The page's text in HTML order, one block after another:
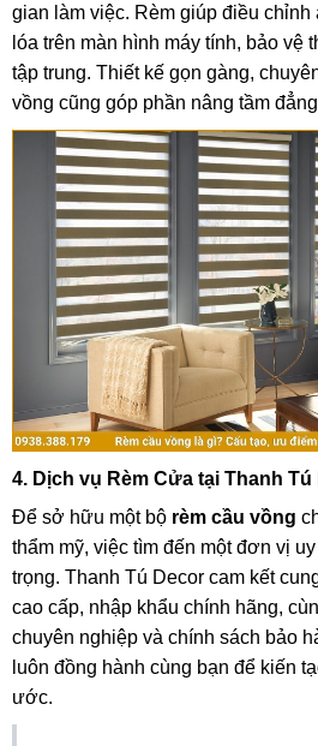
gian làm việc. Rèm giúp điều chỉnh
lóa trên màn hình máy tính, bảo
tập trung. Thiết kế gọn gàng,
vồng cũng góp phần nâng tầm
4. Dịch vụ Rèm Cửa tại Thanh Tú
Để sở hữu một bộ rèm cầu vồng
thẩm mỹ, việc tìm đến một đơn vị
trọng. Thanh Tú Decor cam kết
cao cấp, nhập khẩu chính hãng,
chuyên nghiệp và chính sách bảo
luôn đồng hành cùng bạn để kiến
ước.